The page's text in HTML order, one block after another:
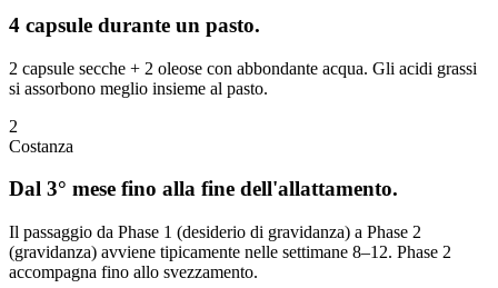
4 capsule durante un pasto.
2 capsule secche + 2 oleose con abbondante acqua. Gli acidi grassi
si assorbono meglio insieme al pasto.
2
Costanza
Dal 3° mese fino alla fine dell'allattamento.
Il passaggio da Phase 1 (desiderio di gravidanza) a Phase 2
(gravidanza) avviene tipicamente nelle settimane 8–12. Phase 2
accompagna fino allo svezzamento.